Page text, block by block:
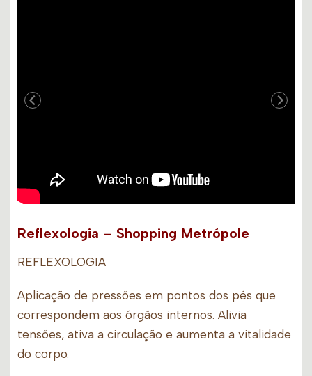
Reflexologia – Shopping Metrópole
REFLEXOLOGIA
Aplicação de pressões em pontos dos pés que
correspondem aos órgãos internos. Alivia
tensões, ativa a circulação e aumenta a vitalidade
do corpo.